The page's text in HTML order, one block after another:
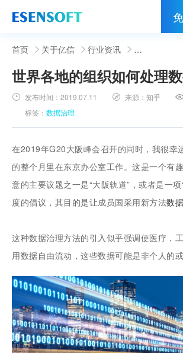
首页
睿治
解决方案
伙伴
服务
社区
400-0011-866
首页 关于亿信 行业资讯
世界各地的组织如何处理
发布时间：2019.07.11 来源：知乎
标签：数据治理
在2019年G20大阪峰会召开的同时，我很幸
的整个月里在东京办公室工作。这是一个有
意的主要议题之一是“大阪轨道”，或者是一
度的倡议，其目的是让成员国采用新方法数
这种数据治理方法的引入似乎强调使医疗，
用数据自由流动，这些数据可能是非个人的或